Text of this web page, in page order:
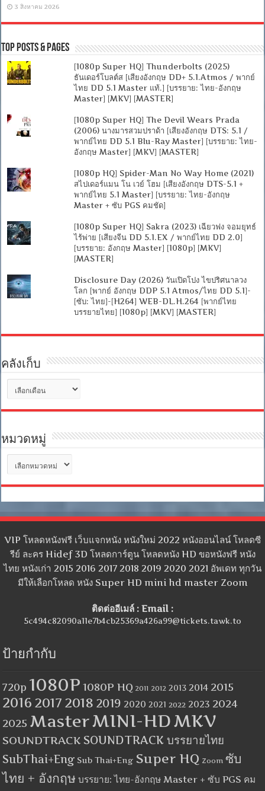
3 สิงหาคม 2026
Top Posts & Pages
[1080p Super HQ] Thunderbolts (2025)
ธันเดอร์โบลต์ส [เสียงอังกฤษ DD+ 5.1.Atmos / พากย์
ไทย DD 5.1 Master แท้.] [บรรยาย: ไทย-อังกฤษ
Master] [MKV] [MASTER]
[1080p Super HQ] The Devil Wears Prada
(2006) นางมารสวมปราด้า [เสียงอังกฤษ DTS: 5.1 /
พากย์ไทย DD 5.1 Blu-Ray Master] [บรรยาย: ไทย-
อังกฤษ Master] [MKV] [MASTER]
[1080p HQ] Spider-Man No Way Home (2021)
สไปเดอร์แมน โน เวย์ โฮม [เสียงอังกฤษ DTS-5.1 +
พากย์ไทย 5.1 Master] [บรรยาย: ไทย-อังกฤษ
Master + ซับ PGS คมชัด]
[1080p Super HQ] Sakra (2023) เฉียวฟง จอมยุทธ์
ไร้พ่าย [เสียงจีน DD 5.1.EX / พากย์ไทย DD 2.0]
[บรรยาย: อังกฤษ Master] [1080p] [MKV]
[MASTER]
Disclosure Day (2026) วันเปิดโปง ไขปริศนาลวง
โลก [พากย์ อังกฤษ DDP 5.1 Atmos/ไทย DD 5.1]-
[ซับ: ไทย]-[H264] WEB-DL.H.264 [พากย์ไทย
บรรยายไทย] [1080p] [MKV] [MASTER]
คลังเก็บ
เก็บ
หมวดหมู่
หมู่
VIP โหลดหนังฟรี เว็บแจกหนัง หนังใหม่ 2022 หนังออนไลน์ โหลดซี
รีย์ ละคร Hidef 3D โหลดการ์ตูน โหลดหนัง HD ขอหนังฟรี หนัง
ไทย หนังเก่า 2015 2016 2017 2018 2019 2020 2021 อัพเดท ทุกวัน
มีให้เลือกโหลด หนัง Super HD mini hd master Zoom
ติดต่ออีเมล์ : Email :
5c494c82090a11e7b4cb25369a426a99@tickets.tawk.to
ป้ายกำกับ
720p 1080P 1080P HQ 2011 2012 2013 2014 2015
2016 2017 2018 2019 2020 2021 2022 2023 2024
2025 MasterMINI-HDMKV
SOUNDTRACK SOUNDTRACK บรรยายไทย
SubThai+Eng Sub Thai+Eng Super HQ Zoom ซับ
ไทย + อังกฤษ บรรยาย: ไทย-อังกฤษ Master + ซับ PGS คม